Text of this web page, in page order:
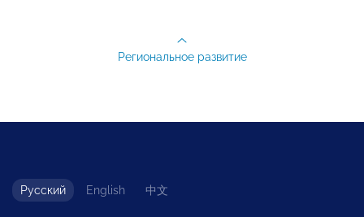
Региональное развитие
Русский English 中文